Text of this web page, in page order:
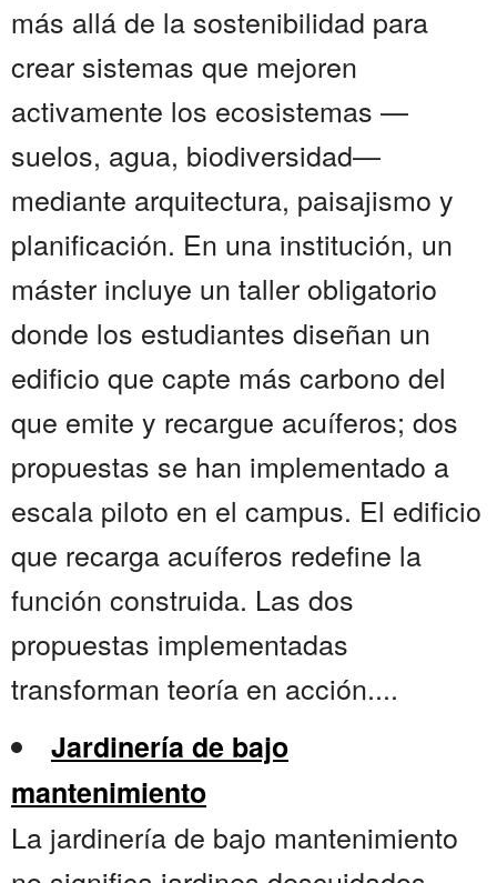
más allá de la sostenibilidad para
crear sistemas que mejoren
activamente los ecosistemas —
suelos, agua, biodiversidad—
mediante arquitectura, paisajismo y
planificación. En una institución, un
máster incluye un taller obligatorio
donde los estudiantes diseñan un
edificio que capte más carbono del
que emite y recargue acuíferos; dos
propuestas se han implementado a
escala piloto en el campus. El edificio
que recarga acuíferos redefine la
función construida. Las dos
propuestas implementadas
transforman teoría en acción....
Jardinería de bajo
mantenimiento
La jardinería de bajo mantenimiento